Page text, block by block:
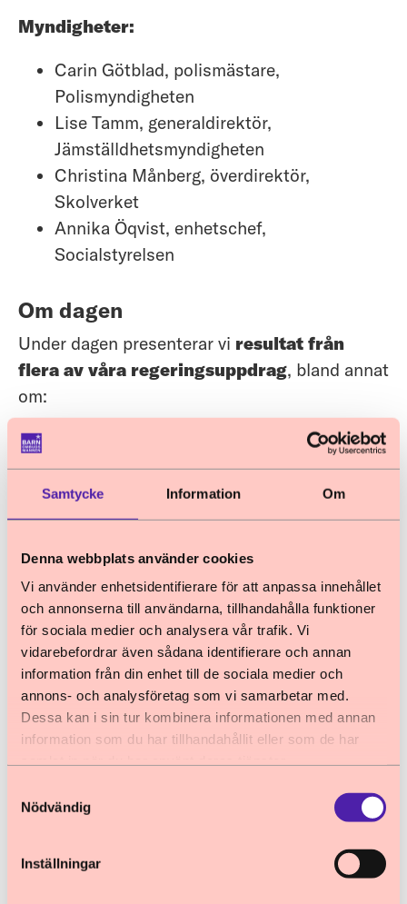
Samtycke Information Om
Denna webbplats använder cookies
Vi använder enhetsidentifierare för att anpassa innehållet
och annonserna till användarna, tillhandahålla funktioner
för sociala medier och analysera vår trafik. Vi
vidarebefordrar även sådana identifierare och annan
information från din enhet till de sociala medier och
annons- och analysföretag som vi samarbetar med.
Dessa kan i sin tur kombinera informationen med annan
information som du har tillhandahållit eller som de har
Nödvändig
Inställningar
Myndigheter:
Carin Götblad, polismästare,
Polismyndigheten
Lise Tamm, generaldirektör,
Jämställdhetsmyndigheten
Christina Månberg, överdirektör,
Skolverket
Annika Öqvist, enhetschef,
Socialstyrelsen
Om dagen
Under dagen presenterar vi resultat från
flera av våra regeringsuppdrag, bland annat
om:
”Det var som att leva i ett fängelse.
Jag kunde knappt andas”– om
hedersrelaterat våld och förtryck mot barn
och unga, barnäktenskap,
flickor.
”I alla fall, det var normalt i min värld”
- om barns och ungas våldsutsatthet och
uppväxtvillkor, samt dess konsekvenser
och samband med kriminalitet.
”Tro på oss när vi väl vågar berätta”
Om brister i samhällets skyddsnät, samt
för någon”
- Om kontaktvägar för barn
exploatering och våld i ungas